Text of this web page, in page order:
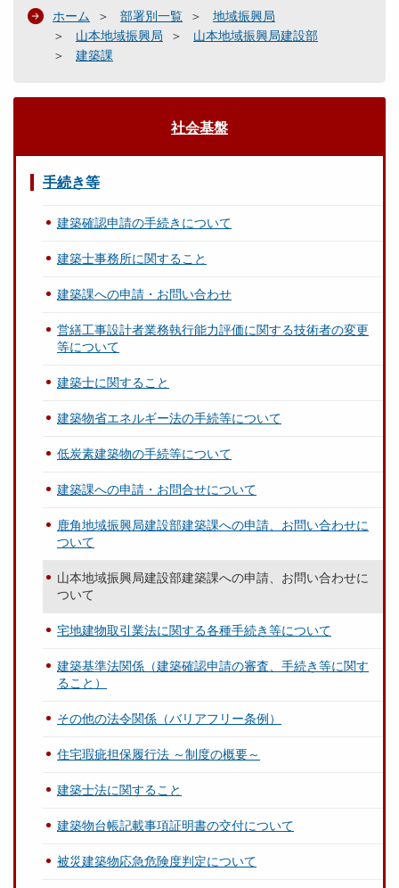
ホーム 部署別一覧
地域振興局
山本地域振興局
山本地域振興局建設部
建築課
社会基盤
手続き等
建築確認申請の手続きについて
建築士事務所に関すること
建築課への申請・お問い合わせ
営繕工事設計者業務執行能力評価に関する技術者の変更
等について
建築士に関すること
建築物省エネルギー法の手続等について
低炭素建築物の手続等について
建築課への申請・お問合せについて
鹿角地域振興局建設部建築課への申請、お問い合わせに
ついて
山本地域振興局建設部建築課への申請、お問い合わせに
ついて
宅地建物取引業法に関する各種手続き等について
建築基準法関係（建築確認申請の審査、手続き等に関す
ること）
その他の法令関係（バリアフリー条例）
住宅瑕疵担保履行法 ～制度の概要～
建築士法に関すること
建築物台帳記載事項証明書の交付について
被災建築物応急危険度判定について